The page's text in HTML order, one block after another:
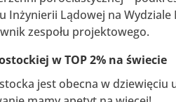
Inżynierii Lądowej na
zespołu projektowego.
w TOP 2% na świecie
jest obecna w dziewięciu